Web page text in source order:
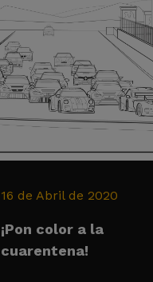
16 de Abril de 2020
¡Pon color a la
cuarentena!